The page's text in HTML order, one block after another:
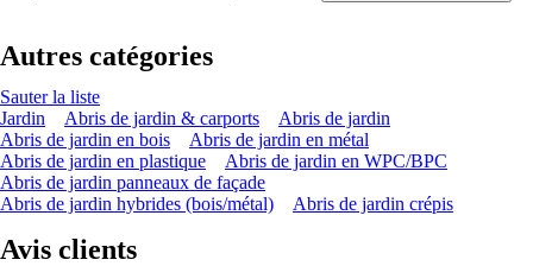
Autres catégories
Sauter la liste
Jardin
Abris de jardin & carports
Abris de jardin
Abris de jardin en bois
Abris de jardin en métal
Abris de jardin en plastique
Abris de jardin en WPC/BPC
Abris de jardin panneaux de façade
Abris de jardin hybrides (bois/métal)
Abris de jardin crépis
Avis clients